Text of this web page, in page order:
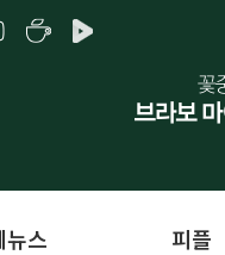
뉴스 피플